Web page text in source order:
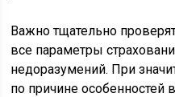
Важно тщательно
все параметры
недоразумений. При
по причине особенностей